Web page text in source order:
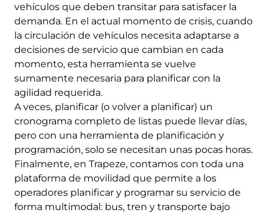
vehículos que deben transitar para satisfacer la
demanda. En el actual momento de crisis, cuando
la circulación de vehículos necesita adaptarse a
decisiones de servicio que cambian en cada
momento, esta herramienta se vuelve
sumamente necesaria para planificar con la
agilidad requerida.
A veces, planificar (o volver a planificar) un
cronograma completo de listas puede llevar días,
pero con una herramienta de planificación y
programación, solo se necesitan unas pocas horas.
Finalmente, en Trapeze, contamos con toda una
plataforma de movilidad que permite a los
operadores planificar y programar su servicio de
forma multimodal: bus, tren y transporte bajo